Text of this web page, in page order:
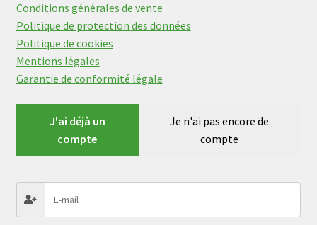
Conditions générales de vente
Politique de protection des données
Politique de cookies
Mentions légales
Garantie de conformité légale
J'ai déjà un
compte
Je n'ai pas encore de
compte